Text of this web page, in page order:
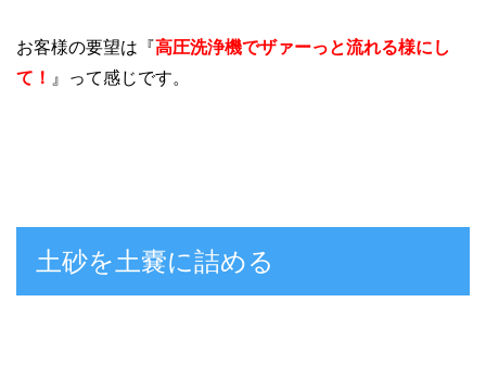
お客様の要望は『高圧洗浄機でザァーっと流れる様にし
て！ 』って感じです。
土砂を土嚢に詰める